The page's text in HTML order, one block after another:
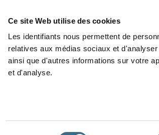
Ce site Web utilise des cookies
Les identifiants nous permettent de
relatives aux médias sociaux et
ainsi que d'autres informations sur votre
et d'analyse.